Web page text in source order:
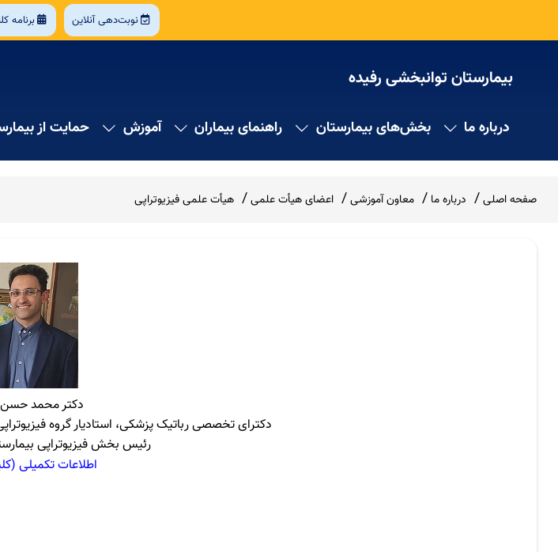
نوبت‌دهی آنلاین برنامه
بیمارستان توانبخشی رفیده
درباره ما بخش‌های بیمارستان راهنمای بیماران آموزش حمایت از
صفحه اصلی درباره ما معاون آموزشی اعضای هیأت علمی هیأت علمی فیزیوتراپی
دکتر محمد حسن
دکترای تخصصی رباتیک پزشکی، استادیار گروه
رئیس بخش فیزیوتراپی
اطلاعات تکمیلی